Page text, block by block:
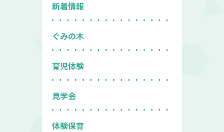
新着情報
ぐみの木
育児体験
見学会
体験保育